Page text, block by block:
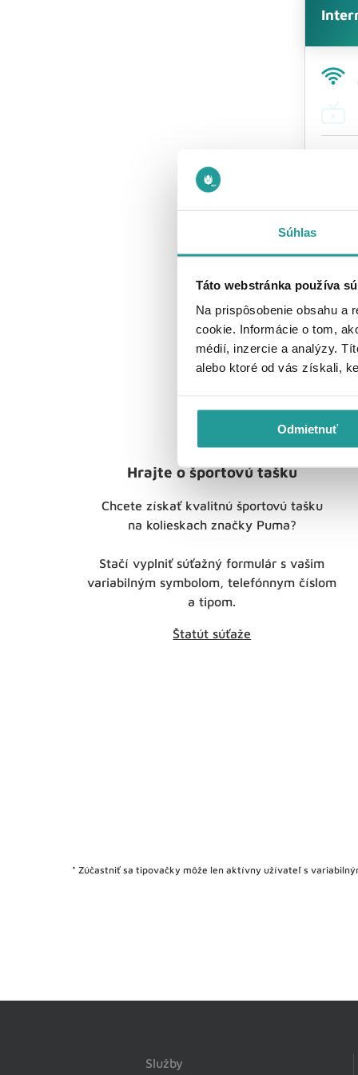
Súhlas
Táto webstránka používa
Na prispôsobenie obsahu a
cookie. Informácie o tom,
médií, inzercie a analýzy.
alebo ktoré od vás získali,
Odmietnuť
Hrajte o športovú tašku
Chcete získať kvalitnú športovú tašku
na kolieskach značky Puma?
Stačí vyplniť súťažný formulár s vašim
variabilným symbolom, telefónnym číslom
a tipom.
Štatút súťaže
* Zúčastniť sa tipovačky môže len aktívny užívateľ s
Služby